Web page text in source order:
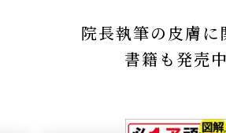
院長執筆の皮膚に
書籍も発売中